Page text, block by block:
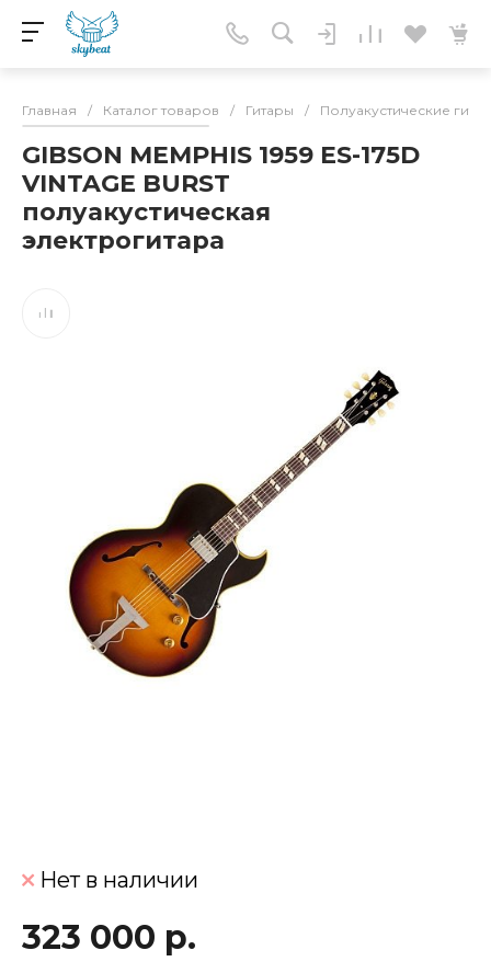
Главная / Каталог товаров / Гитары / Полуакустические
GIBSON MEMPHIS 1959 ES-175D
VINTAGE BURST
полуакустическая
электрогитара
Нет в наличии
323 000 р.